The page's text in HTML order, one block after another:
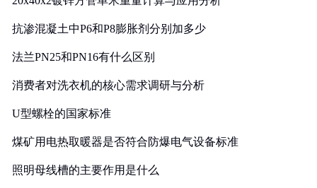
抗渗混凝土中P6和P8膨胀剂分别加多少
法兰PN25和PN16有什么区别
消费者对洗衣机的核心需求调研与分析
U型螺栓的国家标准
煤矿用电热取暖器是否符合防爆电气设备标准
照明母线槽的主要作用是什么